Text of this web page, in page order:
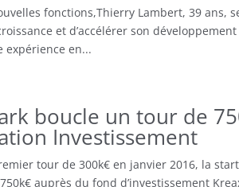
fonctions,Thierry Lambert, 39 ans,
et d’accélérer son
expérience en...
boucle un tour de
Investissement
tour de 300k€ en janvier 2016, la
auprès du fond d’investissement